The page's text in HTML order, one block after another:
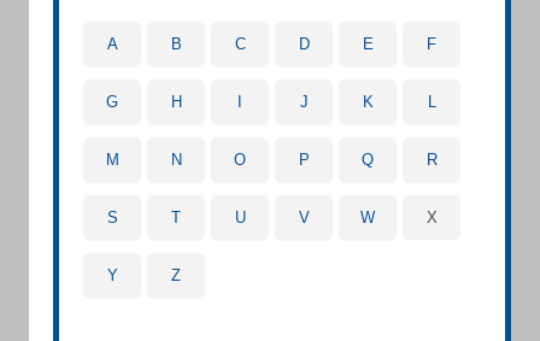
A B C D E F
G H J K L
M N O P Q R
S T U V W X
Y Z